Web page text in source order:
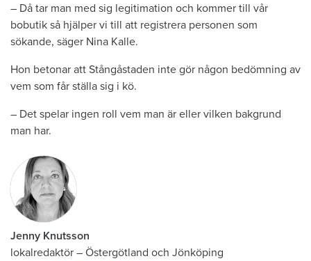
– Då tar man med sig legitimation och kommer till vår
bobutik så hjälper vi till att registrera personen som
sökande, säger Nina Kalle.
Hon betonar att Stångåstaden inte gör någon bedömning av
vem som får ställa sig i kö.
– Det spelar ingen roll vem man är eller vilken bakgrund
man har.
Jenny Knutsson
lokalredaktör – Östergötland och Jönköping